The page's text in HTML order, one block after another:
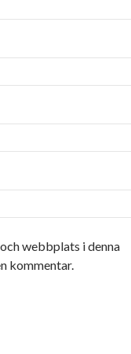
webbplats i denna
kommentar.